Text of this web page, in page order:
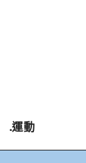
.運動